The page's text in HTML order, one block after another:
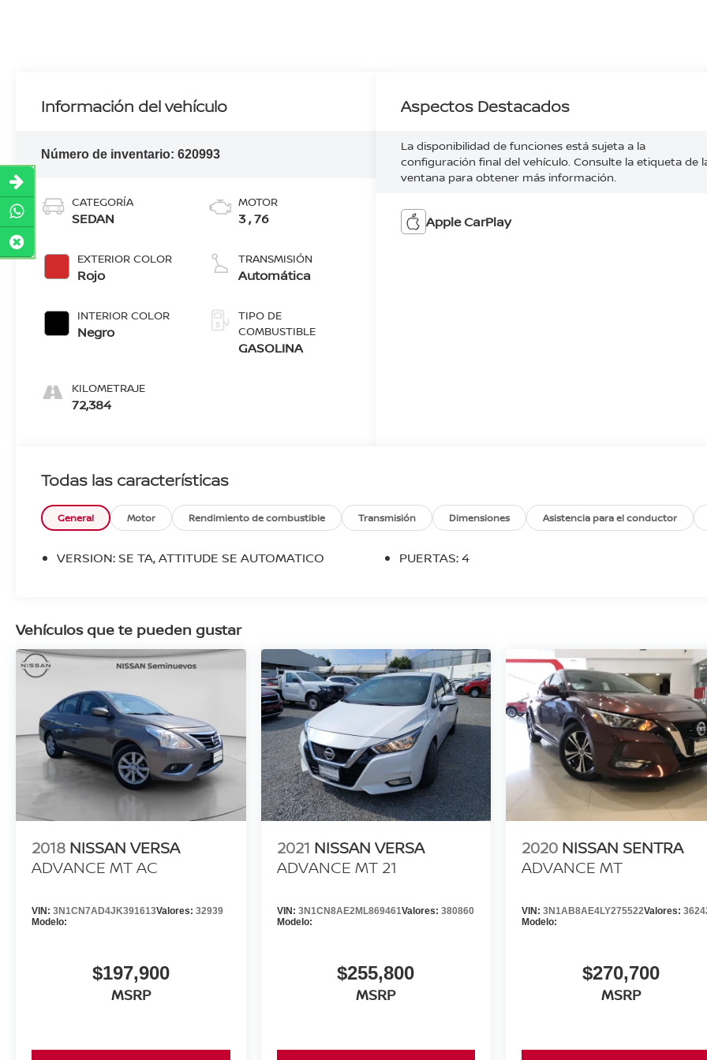
Información del vehículo
Número de inventario:620993
CATEGORÍA
SEDAN
EXTERIOR COLOR
Rojo
INTERIOR COLOR
Negro
KILOMETRAJE
72,384
MOTOR
3 , 76
TRANSMISIÓN
Automática
TIPO DE
COMBUSTIBLE
GASOLINA
Aspectos Destacados
La disponibilidad de funciones está sujeta a la
configuración final del vehículo. Consulte la etiqueta de
ventana para obtener más información.
Apple CarPlay
Todas las características
General Motor Rendimiento de combustible Transmisión Dimensiones Asistencia para el conductor
VERSION: SE TA, ATTITUDE SE AUTOMATICO PUERTAS: 4
Vehículos que te pueden gustar
2018 NISSAN VERSA
ADVANCE MT AC
VIN: 3N1CN7AD4JK391613Valores: 32939
Modelo:
$197,900
MSRP
2021 NISSAN VERSA
ADVANCE MT 21
VIN: 3N1CN8AE2ML869461Valores: 380860
Modelo:
$255,800
MSRP
2020 NISSAN SENTRA
ADVANCE MT
VIN:3N1AB8AE4LY275522Valores:
Modelo:
$270,700
MSRP